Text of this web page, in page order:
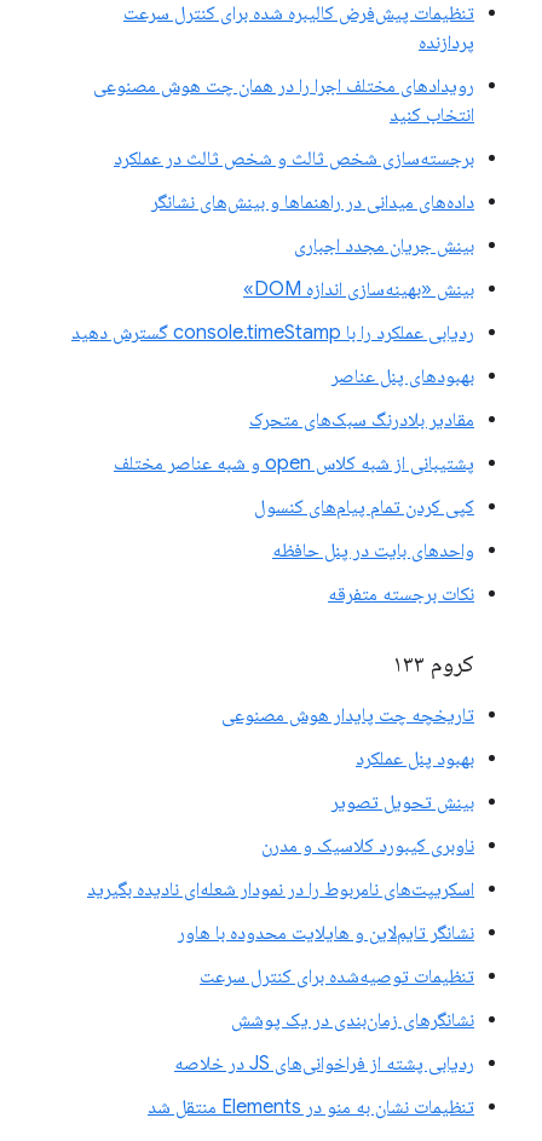
تنظیمات پیش‌فرض کالیبره شده برای کنترل سرعت
پردازنده
رویدادهای مختلف اجرا را در همان چت هوش مصنوعی
انتخاب کنید
برجسته‌سازی شخص ثالث و شخص ثالث در عملکرد
داده‌های میدانی در راهنماها و بینش‌های نشانگر
بینش جریان مجدد اجباری
بینش «بهینه‌سازی اندازه DOM»
ردیابی عملکرد را با console.timeStamp گسترش دهید
بهبودهای پنل عناصر
مقادیر بلادرنگ سبک‌های متحرک
پشتیبانی از شبه کلاس open و شبه عناصر مختلف
کپی کردن تمام پیام‌های کنسول
واحدهای بایت در پنل حافظه
نکات برجسته متفرقه
کروم ۱۳۳
تاریخچه چت پایدار هوش مصنوعی
بهبود پنل عملکرد
بینش تحویل تصویر
ناوبری کیبورد کلاسیک و مدرن
اسکریپت‌های نامربوط را در نمودار شعله‌ای نادیده بگیرید
نشانگر تایم‌لاین و هایلایت محدوده با هاور
تنظیمات توصیه‌شده برای کنترل سرعت
نشانگرهای زمان‌بندی در یک پوشش
ردیابی پشته از فراخوانی‌های JS در خلاصه
تنظیمات نشان به منو در Elements منتقل شد